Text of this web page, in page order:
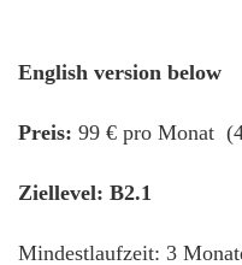
English version below
Preis: 99 € pro Monat
Ziellevel: B2.1
Mindestlaufzeit: 3